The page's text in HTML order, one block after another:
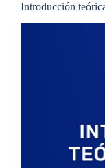
Introducción